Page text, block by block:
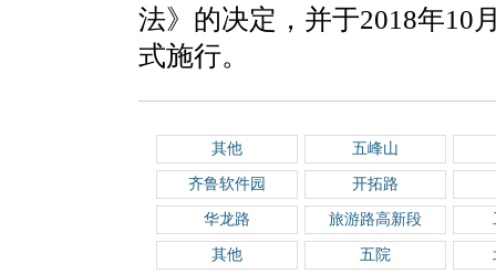
法》的决定，并于2018年10
式施行。
其他 五峰山
齐鲁软件园 开拓路
华龙路 旅游路高新段
其他 五院